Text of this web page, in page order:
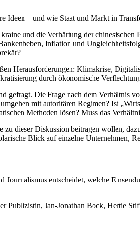
Ideen – und wie Staat und Markt in
und die Verhärtung der
Inflation und
Heraus­for­de­rungen: Klima­krise,
durch ökono­mische
gefragt. Die Frage nach dem Verhältnis
mit autori­tären Regimen? Ist
Methoden lösen? Muss das
dieser Diskussion beitragen wollen,
Blick auf einzelne Unter­nehmen,
Journa­lismus entscheidet, welche
Publi­zistin, Jan-Jonathan Bock, Hertie